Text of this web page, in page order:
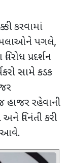
કરવામાં
પગલે,
પ્રદર્શન
સામે કડક
હાજર રહેવાની
વિનંતી કરી
આવે.